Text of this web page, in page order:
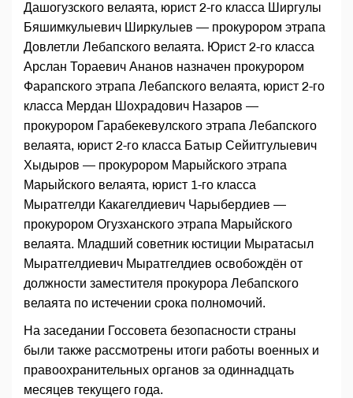
Дашогузского велаята, юрист 2-го класса Ширгулы
Бяшимкулыевич Ширкулыев — прокурором этрапа
Довлетли Лебапского велаята. Юрист 2-го класса
Арслан Тораевич Ананов назначен прокурором
Фарапского этрапа Лебапского велаята, юрист 2-го
класса Мердан Шохрадович Назаров —
прокурором Гарабекевулского этрапа Лебапского
велаята, юрист 2-го класса Батыр Сейитгулыевич
Хыдыров — прокурором Марыйского этрапа
Марыйского велаята, юрист 1-го класса
Мыратгелди Какагелдиевич Чарыбердиев —
прокурором Огузханского этрапа Марыйского
велаята. Младший советник юстиции Мыратасыл
Мыратгелдиевич Мыратгелдиев освобождён от
должности заместителя прокурора Лебапского
велаята по истечении срока полномочий.
На заседании Госсовета безопасности страны
были также рассмотрены итоги работы военных и
правоохранительных органов за одиннадцать
месяцев текущего года.